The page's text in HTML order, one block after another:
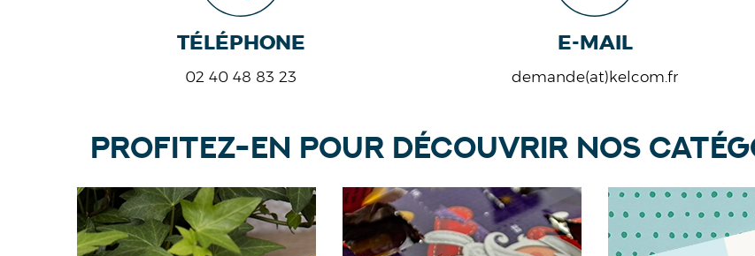
TÉLÉPHONE
02 40 48 83 23
E-MAIL
demande(at)kelcom.fr
PROFITEZ-EN POUR DÉCOUVRIR NOS